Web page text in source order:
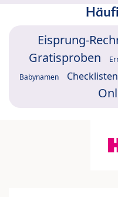
Eisprung-
Gratisproben
Babynamen